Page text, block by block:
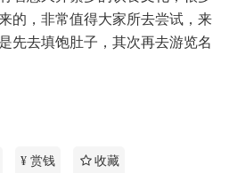
的，非常值得大家所去尝试，来
先去填饱肚子，其次再去游览名
¥ 赏钱 收藏